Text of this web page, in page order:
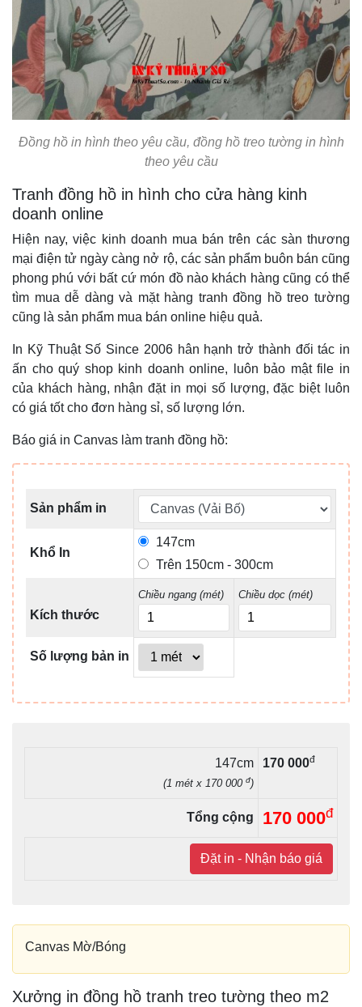
Đồng hồ in hình theo yêu cầu, đồng hồ treo tường in hình
theo yêu cầu
Tranh đồng hồ in hình cho cửa hàng kinh
doanh online
Hiện nay, việc kinh doanh mua bán trên các sàn thương
mại điện tử ngày càng nở rộ, các sản phẩm buôn bán cũng
phong phú với bất cứ món đồ nào khách hàng cũng có thể
tìm mua dễ dàng và mặt hàng tranh đồng hồ treo tường
cũng là sản phẩm mua bán online hiệu quả.
In Kỹ Thuật Số Since 2006 hân hạnh trở thành đối tác in
ấn cho quý shop kinh doanh online, luôn bảo mật file in
của khách hàng, nhận đặt in mọi số lượng, đặc biệt luôn
có giá tốt cho đơn hàng sỉ, số lượng lớn.
Báo giá in Canvas làm tranh đồng hồ:
Sản phẩm in
Khổ In
147cm
Trên 150cm - 300cm
Kích thước
Chiều ngang (mét) Chiều dọc (mét)
Số lượng bản in
147cm
(1 mét x 170 000 đ)
170 000đ
Tổng cộng 170 000đ
Đặt in - Nhận báo giá
Canvas Mờ/Bóng
Xưởng in đồng hồ tranh treo tường theo m2